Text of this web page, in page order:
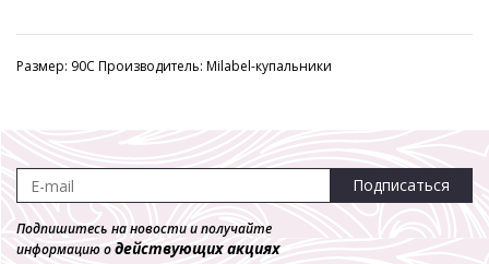
Размер: 90C Производитель: Milabel-купальники
Подписаться
Подпишитесь на новости и получайте
информацию одействующих акциях